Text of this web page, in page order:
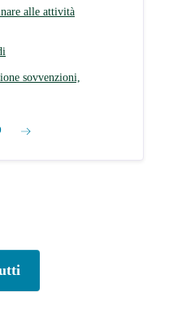
alle attività
sovvenzioni,